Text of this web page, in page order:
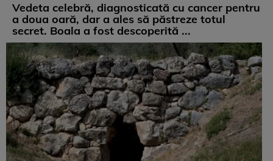
Vedeta celebră, diagnosticată cu cancer pentru
a doua oară, dar a ales să păstreze totul
secret. Boala a fost descoperită ...